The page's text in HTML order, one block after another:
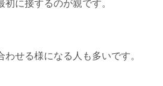
に接するのが親です。
せる様になる人も多いです。